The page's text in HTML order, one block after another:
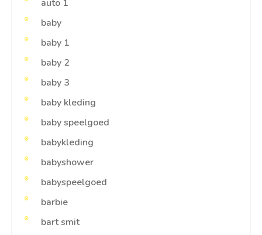
auto 1
baby
baby 1
baby 2
baby 3
baby kleding
baby speelgoed
babykleding
babyshower
babyspeelgoed
barbie
bart smit